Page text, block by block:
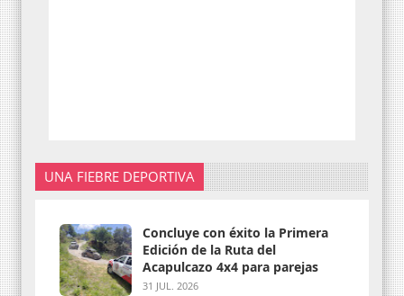
UNA FIEBRE DEPORTIVA
Concluye con éxito la Primera
Edición de la Ruta del
Acapulcazo 4x4 para parejas
31 JUL. 2026